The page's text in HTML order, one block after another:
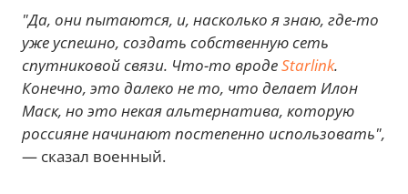
"Да, они пытаются, и, насколько я знаю, где-то
уже успешно, создать собственную сеть
спутниковой связи. Что-то вродеStarlink.
Конечно, это далеко не то, что делает Илон
Маск, но это некая альтернатива, которую
россияне начинают постепенно использовать",
— сказал военный.